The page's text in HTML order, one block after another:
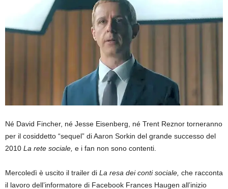
Né David Fincher, né Jesse Eisenberg, né Trent Reznor torneranno
per il cosiddetto “sequel” di Aaron Sorkin del grande successo del
2010 La rete sociale, e i fan non sono contenti.
Mercoledì è uscito il trailer di La resa dei conti sociale, che racconta
il lavoro dell’informatore di Facebook Frances Haugen all’inizio